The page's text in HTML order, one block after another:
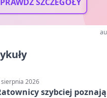
2026
szybciej